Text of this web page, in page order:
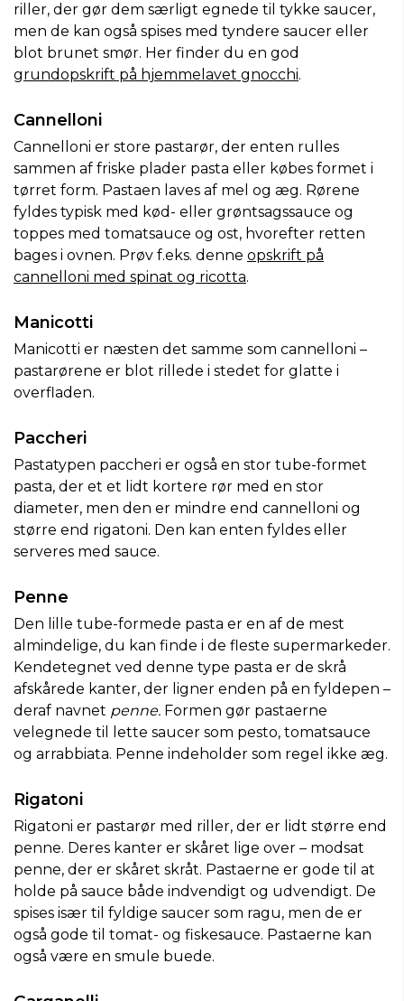
riller, der gør dem særligt egnede til tykke saucer,
men de kan også spises med tyndere saucer eller
blot brunet smør. Her finder du en god
grundopskrift på hjemmelavet gnocchi.
Cannelloni
Cannelloni er store pastarør, der enten rulles
sammen af friske plader pasta eller købes formet i
tørret form. Pastaen laves af mel og æg. Rørene
fyldes typisk med kød- eller grøntsagssauce og
toppes med tomatsauce og ost, hvorefter retten
bages i ovnen. Prøv f.eks. denne opskrift på
cannelloni med spinat og ricotta.
Manicotti
Manicotti er næsten det samme som cannelloni –
pastarørene er blot rillede i stedet for glatte i
overfladen.
Paccheri
Pastatypen paccheri er også en stor tube-formet
pasta, der et et lidt kortere rør med en stor
diameter, men den er mindre end cannelloni og
større end rigatoni. Den kan enten fyldes eller
serveres med sauce.
Penne
Den lille tube-formede pasta er en af de mest
almindelige, du kan finde i de fleste supermarkeder.
Kendetegnet ved denne type pasta er de skrå
afskårede kanter, der ligner enden på en fyldepen –
deraf navnet penne. Formen gør pastaerne
velegnede til lette saucer som pesto, tomatsauce
og arrabbiata. Penne indeholder som regel ikke æg.
Rigatoni
Rigatoni er pastarør med riller, der er lidt større end
penne. Deres kanter er skåret lige over – modsat
penne, der er skåret skråt. Pastaerne er gode til at
holde på sauce både indvendigt og udvendigt. De
spises især til fyldige saucer som ragu, men de er
også gode til tomat- og fiskesauce. Pastaerne kan
også være en smule buede.